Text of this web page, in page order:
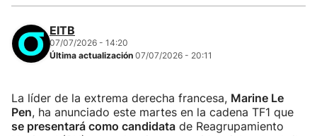
EITB
07/07/2026 - 14:20
Última actualización 07/07/2026 - 20:11
La líder de la extrema derecha francesa, Marine Le
Pen, ha anunciado este martes en la cadena TF1 que
se presentará como candidata de Reagrupamiento